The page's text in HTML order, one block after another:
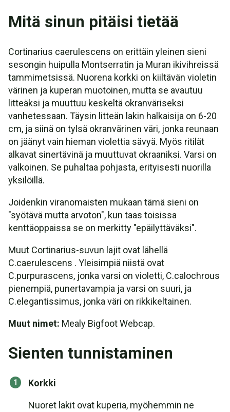
Mitä sinun pitäisi tietää
Cortinarius caerulescens on erittäin yleinen sieni
sesongin huipulla Montserratin ja Muran ikivihreissä
tammimetsissä. Nuorena korkki on kiiltävän violetin
värinen ja kuperan muotoinen, mutta se avautuu
litteäksi ja muuttuu keskeltä okranväriseksi
vanhetessaan. Täysin litteän lakin halkaisija on 6-20
cm, ja siinä on tylsä okranvärinen väri, jonka reunaan
on jäänyt vain hieman violettia sävyä. Myös ritilät
alkavat sinertävinä ja muuttuvat okraaniksi. Varsi on
valkoinen. Se puhaltaa pohjasta, erityisesti nuorilla
yksilöillä.
Joidenkin viranomaisten mukaan tämä sieni on
"syötävä mutta arvoton", kun taas toisissa
kenttäoppaissa se on merkitty "epäilyttäväksi".
Muut Cortinarius-suvun lajit ovat lähellä
C.caerulescens . Yleisimpiä niistä ovat
C.purpurascens, jonka varsi on violetti, C.calochrous
pienempiä, punertavampia ja varsi on suuri, ja
C.elegantissimus, jonka väri on rikkikeltainen.
Muut nimet: Mealy Bigfoot Webcap.
Sienten tunnistaminen
Korkki
Nuoret lakit ovat kuperia, myöhemmin ne